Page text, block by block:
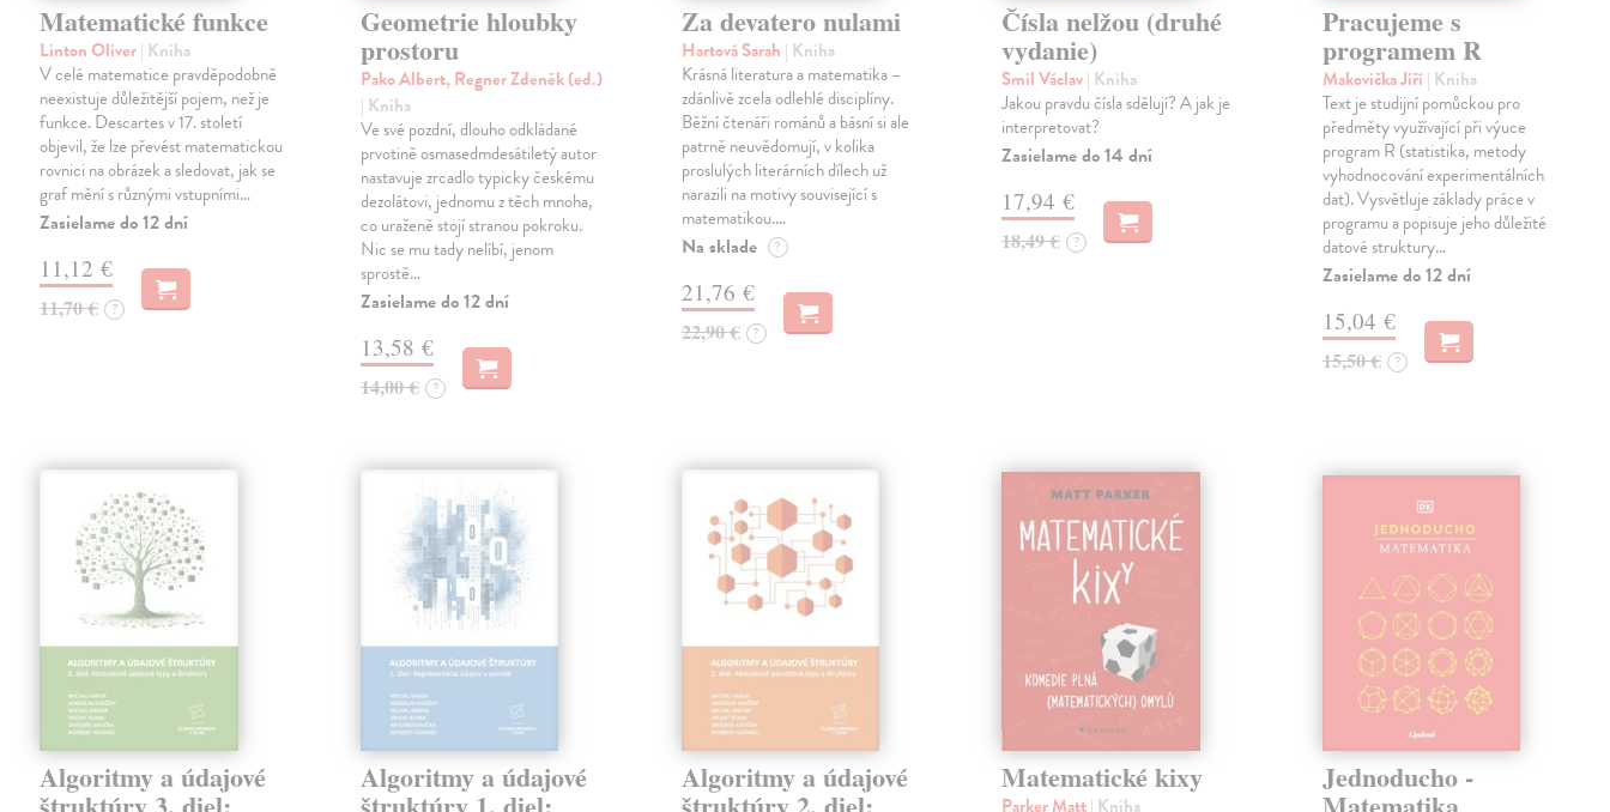
Matematické funkce
Linton Oliver| Kniha
V celé matematice pravděpodobně
neexistuje důležitější pojem, než je
funkce. Descartes v 17. století
objevil, že lze převést matematickou
rovnici na obrázek a sledovat, jak se
graf mění s různými vstupními…
Zasielame do 12 dní
11,12 €
11,70 € ?
Geometrie hloubky
prostoru
Pako Albert, Regner Zdeněk (ed.)
| Kniha
Ve své pozdní, dlouho odkládané
prvotině osmasedmdesátiletý autor
nastavuje zrcadlo typicky českému
dezolátovi, jednomu z těch mnoha,
co uraženě stojí stranou pokroku.
Nic se mu tady nelíbí, jenom
sprostě…
Zasielame do 12 dní
13,58 €
14,00 € ?
Za devatero nulami
Hartová Sarah | Kniha
Krásná literatura a matematika –
zdánlivě zcela odlehlé disciplíny.
Běžní čtenáři románů a básní si ale
patrně neuvědomují, v kolika
proslulých literárních dílech už
narazili na motivy související s
matematikou.…
Na sklade ?
21,76 €
22,90 € ?
Čísla nelžou (druhé
vydanie)
Smil Václav| Kniha
Jakou pravdu čísla sdělují? A jak je
interpretovat?
Zasielame do 14 dní
17,94 €
18,49 € ?
Pracujeme s
programem R
Makovička Jiří | Kniha
Text je studijní pomůckou pro
předměty využívající při výuce
program R (statistika, metody
vyhodnocování experimentálních
dat). Vysvětluje základy práce v
programu a popisuje jeho důležité
datové struktury…
Zasielame do 12 dní
15,04 €
15,50 € ?
Algoritmy a údajové Algoritmy a údajové Algoritmy a údajové Matematické kixy
Parker Matt| Kniha
Jednoducho -